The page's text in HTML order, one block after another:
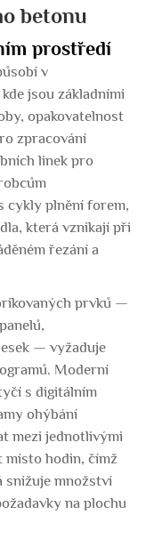
betonu
prostředí
v
jsou základními
opakovatelnost
zpracování
linek pro
cykly plnění forem,
která vznikají při
řezání a
prvků —
— vyžaduje
Moderní
s digitálním
ohýbání
mezi jednotlivými
místo hodin, čímž
snižuje množství
na plochu